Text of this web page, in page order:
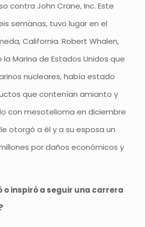
contra John Crane, Inc. Este
semanas, tuvo lugar en el
California. Robert Whalen,
Marina de Estados Unidos que
nucleares, había estado
que contenían amianto y
con mesotelioma en diciembre
le otorgó a él y a su esposa un
por daños económicos y
o inspiró a seguir una carrera